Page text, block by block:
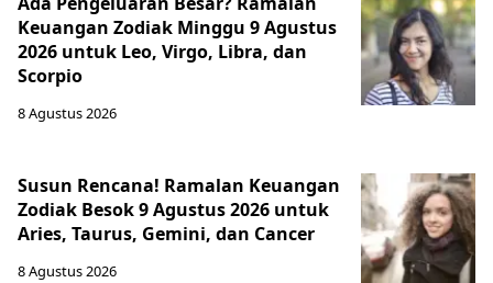
Keuangan Zodiak Minggu 9 Agustus
2026 untuk Leo, Virgo, Libra, dan
Scorpio
8 Agustus 2026
Susun Rencana! Ramalan Keuangan
Zodiak Besok 9 Agustus 2026 untuk
Aries, Taurus, Gemini, dan Cancer
8 Agustus 2026